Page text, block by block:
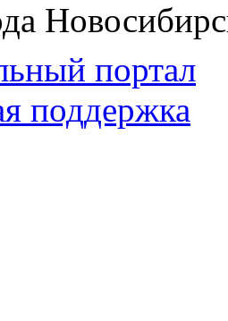
портал
поддержка